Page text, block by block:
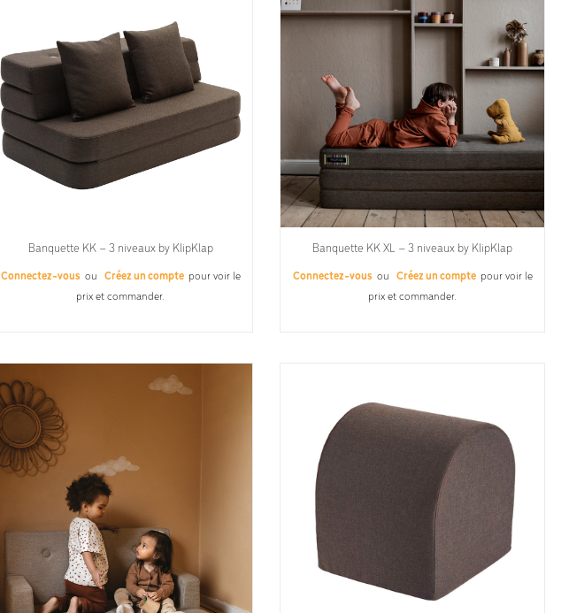
Banquette KK – 3 niveaux by KlipKlap
Connectez-vous ou Créez un compte pour voir le
prix et commander.
Banquette KK XL – 3 niveaux by KlipKlap
Connectez-vous ou Créez un compte pour voir le
prix et commander.